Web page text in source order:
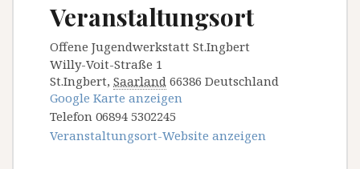
Veranstaltungsort
Offene Jugendwerkstatt St.Ingbert
Willy-Voit-Straße 1
St.Ingbert, Saarland 66386 Deutschland
Google Karte anzeigen
Telefon 06894 5302245
Veranstaltungsort-Website anzeigen